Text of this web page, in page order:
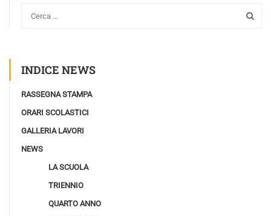
INDICE NEWS
RASSEGNA STAMPA
ORARI SCOLASTICI
GALLERIA LAVORI
NEWS
LA SCUOLA
TRIENNIO
QUARTO ANNO